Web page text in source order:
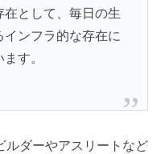
として、毎日の生
ンフラ的な存在に
す。
ダーやアスリートなど